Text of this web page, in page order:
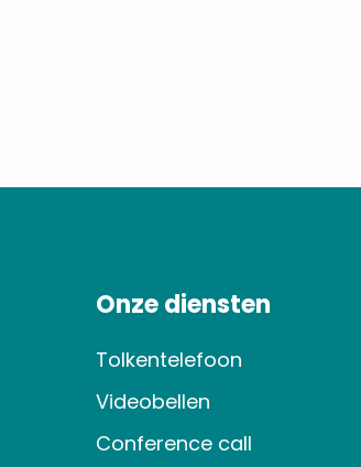
Onze diensten
Tolkentelefoon
Videobellen
Conference call